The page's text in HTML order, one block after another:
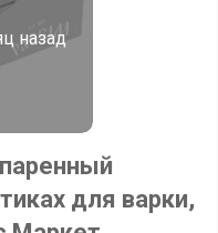
назад
для варки,